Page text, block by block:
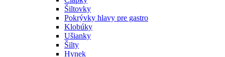
Šiltovky
Pokrývky hlavy pre gastro
Klobúky
Ušianky
Šilty
Hynek